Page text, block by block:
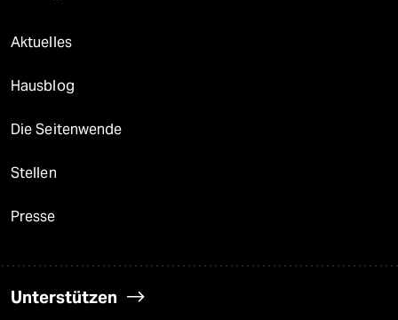
Aktuelles
Hausblog
Die Seitenwende
Stellen
Presse
Unterstützen